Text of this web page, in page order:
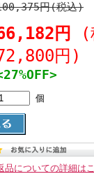
円(税込)
円
(
円)
個
品についての詳細は